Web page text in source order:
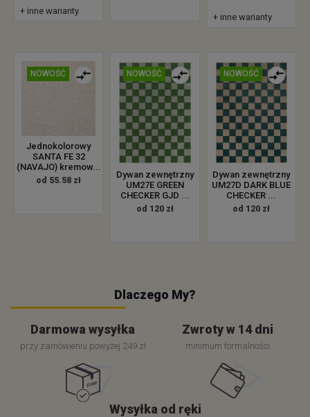
+ inne warianty
+ inne warianty
NOWOŚĆ
Jednokolorowy
SANTA FE 32
(NAVAJO) kremow...
od 55.58 zł
NOWOŚĆ
Dywan zewnętrzny
UM27E GREEN
CHECKER GJD ...
od 120 zł
NOWOŚĆ
Dywan zewnętrzny
UM27D DARK BLUE
CHECKER ...
od 120 zł
Dlaczego My?
Darmowa wysyłka
przy zamówieniu powyżej 249 zł
Zwroty w 14 dni
minimum formalności
Wysyłka od ręki